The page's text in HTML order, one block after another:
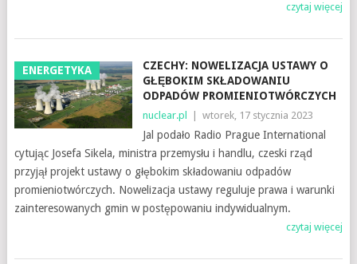
czytaj więcej
ENERGETYKA
CZECHY: NOWELIZACJA USTAWY O
GŁĘBOKIM SKŁADOWANIU
ODPADÓW PROMIENIOTWÓRCZYCH
nuclear.pl wtorek, 17 stycznia 2023
Jal podało Radio Prague International
cytując Josefa Sikela, ministra przemysłu i handlu, czeski rząd
przyjął projekt ustawy o głębokim składowaniu odpadów
promieniotwórczych. Nowelizacja ustawy reguluje prawa i warunki
zainteresowanych gmin w postępowaniu indywidualnym.
czytaj więcej